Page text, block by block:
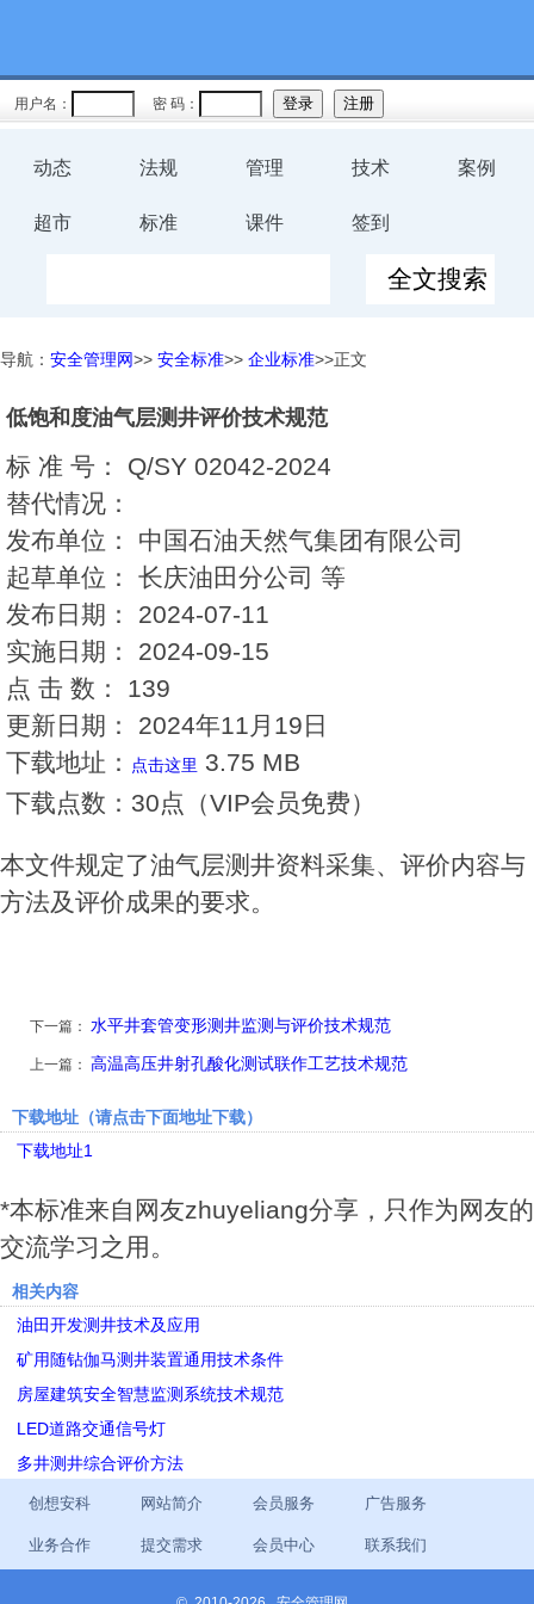
用户名： 密 码：
动态 法规 管理 技术 案例
超市 标准 课件 签到
导航： 安全管理网>> 安全标准>> 企业标准>>正文
低饱和度油气层测井评价技术规范
标 准 号： Q/SY 02042-2024
替代情况：
发布单位： 中国石油天然气集团有限公司
起草单位： 长庆油田分公司 等
发布日期： 2024-07-11
实施日期： 2024-09-15
点 击 数： 139
更新日期： 2024年11月19日
下载地址：
点击这里 3.75 MB
下载点数： 30点（VIP会员免费）
本文件规定了油气层测井资料采集、评价内容与
方法及评价成果的要求。
下一篇： 水平井套管变形测井监测与评价技术规范
上一篇： 高温高压井射孔酸化测试联作工艺技术规范
下载地址（请点击下面地址下载）
下载地址1
*本标准来自网友zhuyeliang分享，只作为网友的
交流学习之用。
相关内容
油田开发测井技术及应用
矿用随钻伽马测井装置通用技术条件
房屋建筑安全智慧监测系统技术规范
LED道路交通信号灯
多井测井综合评价方法
创想安科 网站简介 会员服务 广告服务
业务合作 提交需求 会员中心 联系我们